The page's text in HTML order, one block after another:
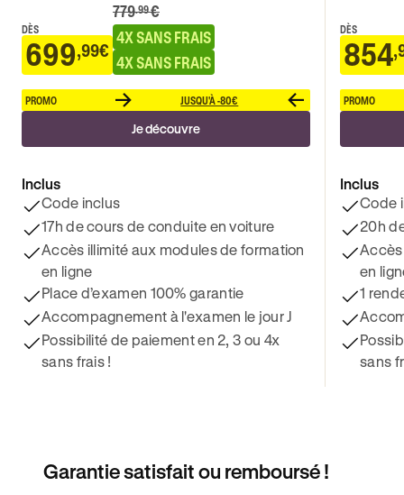
DÈS
699,99€
779 .99€
4X SANS FRAIS
4X SANS FRAIS
PROMO JUSQU'À -80€
Je découvre
Inclus
Code inclus
17h de cours de conduite en voiture
Accès illimité aux modules de formation
en ligne
Place d’examen 100% garantie
Accompagnement à l'examen le jour J
Possibilité de paiement en 2, 3 ou 4x
sans frais !
DÈS
854
PROMO
Inclus
Code
20h
en
1
sans
Garantie satisfait ou remboursé !